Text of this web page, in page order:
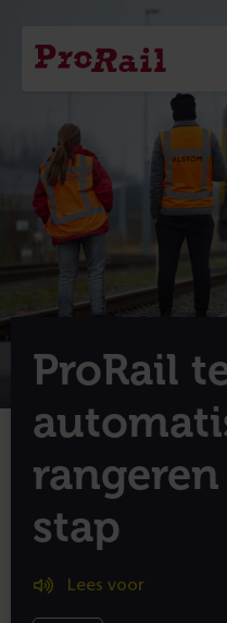
Navigatie
Homepage
ProRail
stap
Lees voor